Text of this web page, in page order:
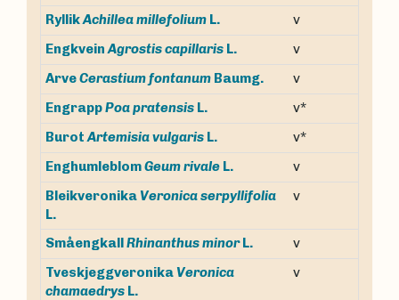
RyllikAchillea millefolium L.
v
Engkvein Agrostis capillaris L.
v
ArveCerastium fontanum Baumg.
v
EngrappPoa pratensis L.
v*
Burot Artemisia vulgaris L.
v*
EnghumleblomGeum rivale L.
v
BleikveronikaVeronica serpyllifolia
L.
v
SmåengkallRhinanthus minor L.
v
TveskjeggveronikaVeronica
chamaedrys L.
v